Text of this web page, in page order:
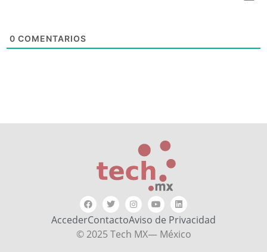
0 COMENTARIOS
AccederContactoAviso de Privacidad
© 2025 Tech MX— México